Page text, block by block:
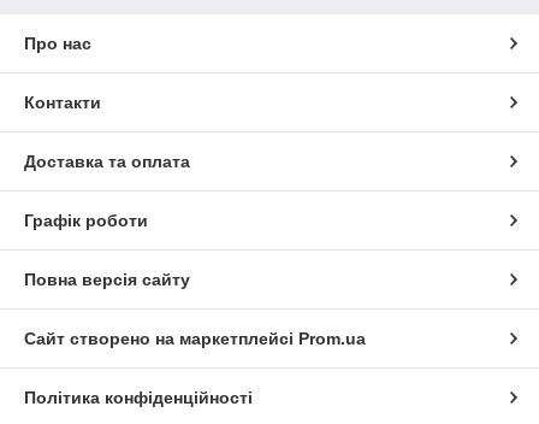
Про нас
Контакти
Доставка та оплата
Графік роботи
Повна версія сайту
Сайт створено на маркетплейсі Prom.ua
Політика конфіденційності